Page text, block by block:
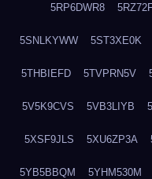
5RP6DWR8
5SNLKYWW 5ST3XE0K
5THBIEFD 5TVPRN5V
5V5K9CVS 5VB3LIYB
5XSF9JLS 5XU6ZP3A
5YB5BBQM 5YHM530M